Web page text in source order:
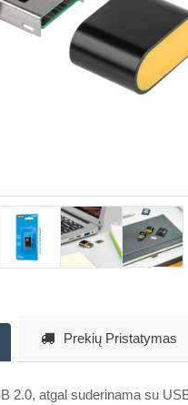
Prekių Pristatymas
2.0, atgal suderinama su